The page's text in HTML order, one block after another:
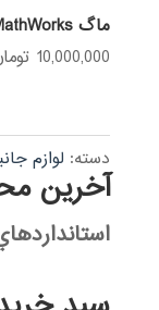
ماگ MathWorks
10,000,000
دسته: لوازم
آخرین